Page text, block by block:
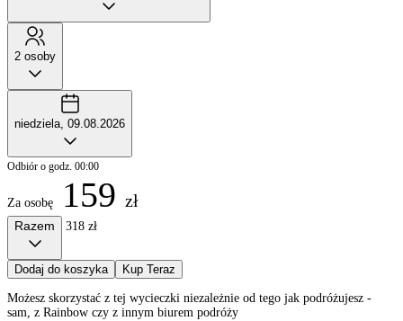
2 osoby
niedziela, 09.08.2026
Odbiór o godz. 00:00
Za osobę 159 zł
Razem 318 zł
Dodaj do koszyka Kup Teraz
Możesz skorzystać z tej wycieczki niezależnie od tego jak podróżujesz -
sam, z Rainbow czy z innym biurem podróży